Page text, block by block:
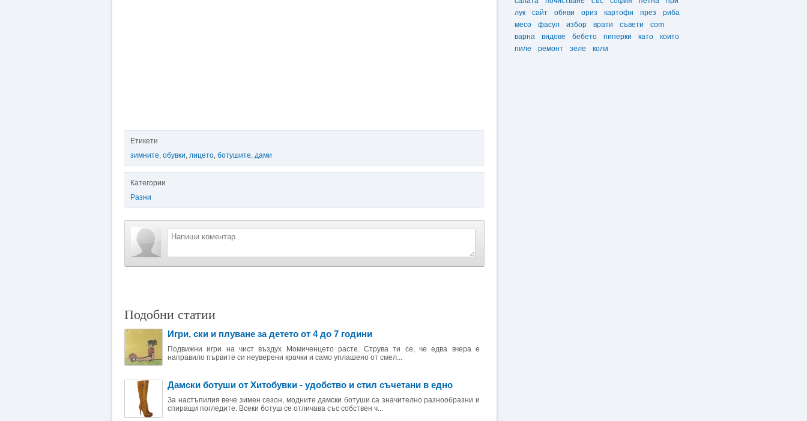
Етикети
зимните, обувки, лицето, ботушите, дами
Категории
Разни
Подобни статии
Игри, ски и плуване за детето от 4 до 7 години
Подвижни игри на чист въздух Момиченцето расте. Струва ти се, че едва вчера е
направило първите си неуверени крачки и само уплашено от смел...
Дамски ботуши от Хитобувки - удобство и стил съчетани в едно
За настъпилия вече зимен сезон, модните дамски ботуши са значително разнообразни и
спиращи погледите. Всеки ботуш се отличава със собствен ч...
лук
сайт обяви ориз картофи през
риба
месо
фасул избор врати съвети
com
варна
видове бебето пиперки като
които
пиле
ремонт зеле коли